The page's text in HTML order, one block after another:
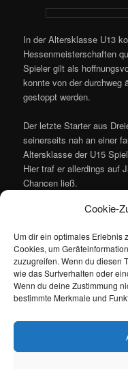
Cookie-
Um dir ein optimales Erlebnis
Cookies, um
zuzugreifen. Wenn du diesen
wie das Surfverhalten oder
Wenn du deine Zustimmung
bestimmte Merkmale und
In der Altersklasse U13
Hessenmeisterschaften
Spieler gilt als
konnte von der durchweg
gestoppt werden.
Der letzte Starter aus
seinerseits nah an einer
Altersklasse der U15
Hier traf er allerdings auf
Chancen ließ.
Bei den hessischen
Fagioli (U18), Liam
an den Start.
Setze ein Lesezeichen für